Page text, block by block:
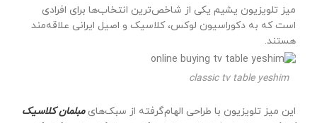
میز تلویزیون یشیم یکی از شاخص‌ترین انتخاب‌ها برای افرادی
است که به دکوراسیون لوکس، کلاسیک و اصیل ایرانی علاقه‌مند
هستند.
classic tv table yeshim
این میز تلویزیون با طراحی الهام‌گرفته از سبک‌هایمبلمان کلاسیک